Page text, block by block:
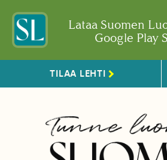
Lataa Suomen
Google Play
TILAA LEHTI